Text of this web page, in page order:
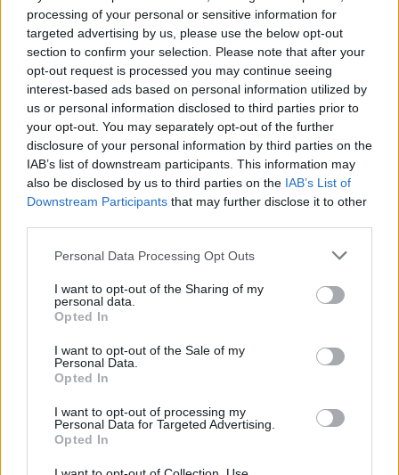
processing of your personal or sensitive information for
targeted advertising by us, please use the below opt-out
section to confirm your selection. Please note that after your
opt-out request is processed you may continue seeing
interest-based ads based on personal information utilized by
us or personal information disclosed to third parties prior to
your opt-out. You may separately opt-out of the further
disclosure of your personal information by third parties on the
IAB’s list of downstream participants. This information may
also be disclosed by us to third parties on the IAB’s List of
Downstream Participants that may further disclose it to other
Personal Data Processing Opt Outs
I want to opt-out of the Sharing of my
personal data.
Opted In
I want to opt-out of the Sale of my
Personal Data.
Opted In
I want to opt-out of processing my
Personal Data for Targeted Advertising.
Opted In
Ž.Stancelienė pastebėjo, kad
besikreipiančiųjų į kliniką skaičius išaugo apie
20–30 proc., nes žmonės suprato, kad jų
medicininė pažyma nebegalioja arba jos nėra
elektroninėje erdvėje.
„Manau, kad tai žmonėms yra į naudą, nes
gydytojai dažnai atranda kažkokių ligų ar
rekomenduoja tolimesnes patikras“, –
pridūrė ji.
Klinikoje pasitaiko atvejų, kai gydytojas
nustato, jog vairuotojas negali sugrįžti
dalyvauti eisme.
Regitra Antakalnio poliklinika ^Instant Rodyti daugiau žymių